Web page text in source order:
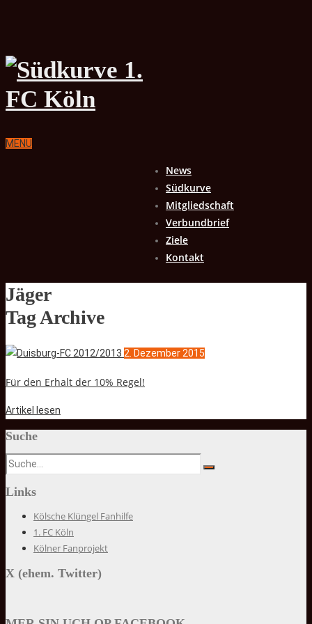
MENU
News
Südkurve
Mitgliedschaft
Verbundbrief
Ziele
Kontakt
Jäger
Tag Archive
2. Dezember 2015
Für den Erhalt der 10% Regel!
Artikel lesen
Suche
Links
Kölsche Klüngel Fanhilfe
1. FC Köln
Kölner Fanprojekt
X (ehem. Twitter)